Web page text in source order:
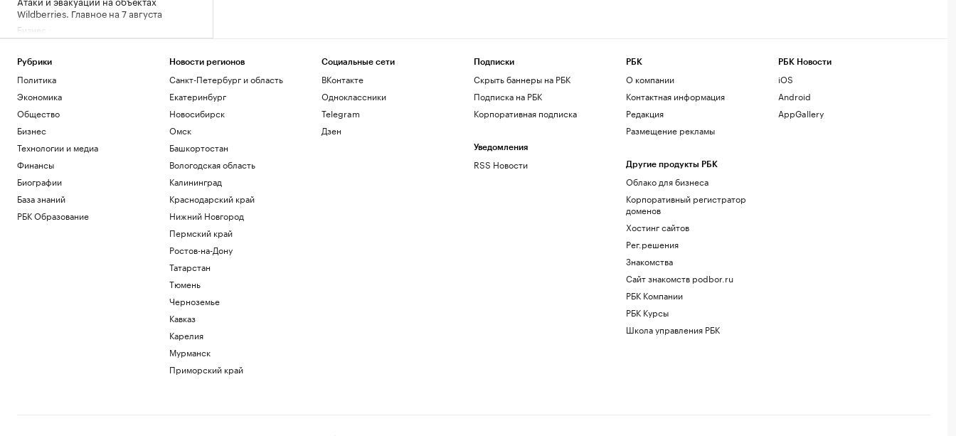
Wildberries. Главное на 7 августа
Бизнес
ИНФИНИТУМ и «Альфа-Капитал»
перевели обслуживание ПИФ на
цифровую модель
Компании
Названы китайские авто, которые
лучше и хуже остальных защищены от
угона
Авто
Глава МИД Польши призвал обсудить
вопрос перехвата ракет над Украиной
Политика
В Мексике и Аргентине поддержали
Инфантино после идеи о продаже доли
ЧМ
поддержки российских дизайнерских
Рубрики
Политика
Экономика
Общество
Бизнес
Технологии и медиа
Финансы
Биографии
База знаний
РБК Образование
Новости регионов
Санкт-Петербург и область
Екатеринбург
Новосибирск
Омск
Башкортостан
Вологодская область
Калининград
Краснодарский край
Нижний Новгород
Пермский край
Ростов-на-Дону
Татарстан
Тюмень
Черноземье
Кавказ
Карелия
Мурманск
Приморский край
Социальные сети
ВКонтакте
Одноклассники
Telegram
Дзен
Подписки
Скрыть баннеры на РБК
Подписка на РБК
Корпоративная подписка
Уведомления
RSS Новости
РБК
О компании
Контактная информация
Редакция
Размещение рекламы
Другие продукты РБК
Облако для бизнеса
Корпоративный регистратор
доменов
Хостинг сайтов
Рег.решения
Знакомства
Сайт знакомств podbor.ru
РБК Компании
РБК Курсы
Школа управления РБК
РБК Новости
iOS
Android
AppGallery